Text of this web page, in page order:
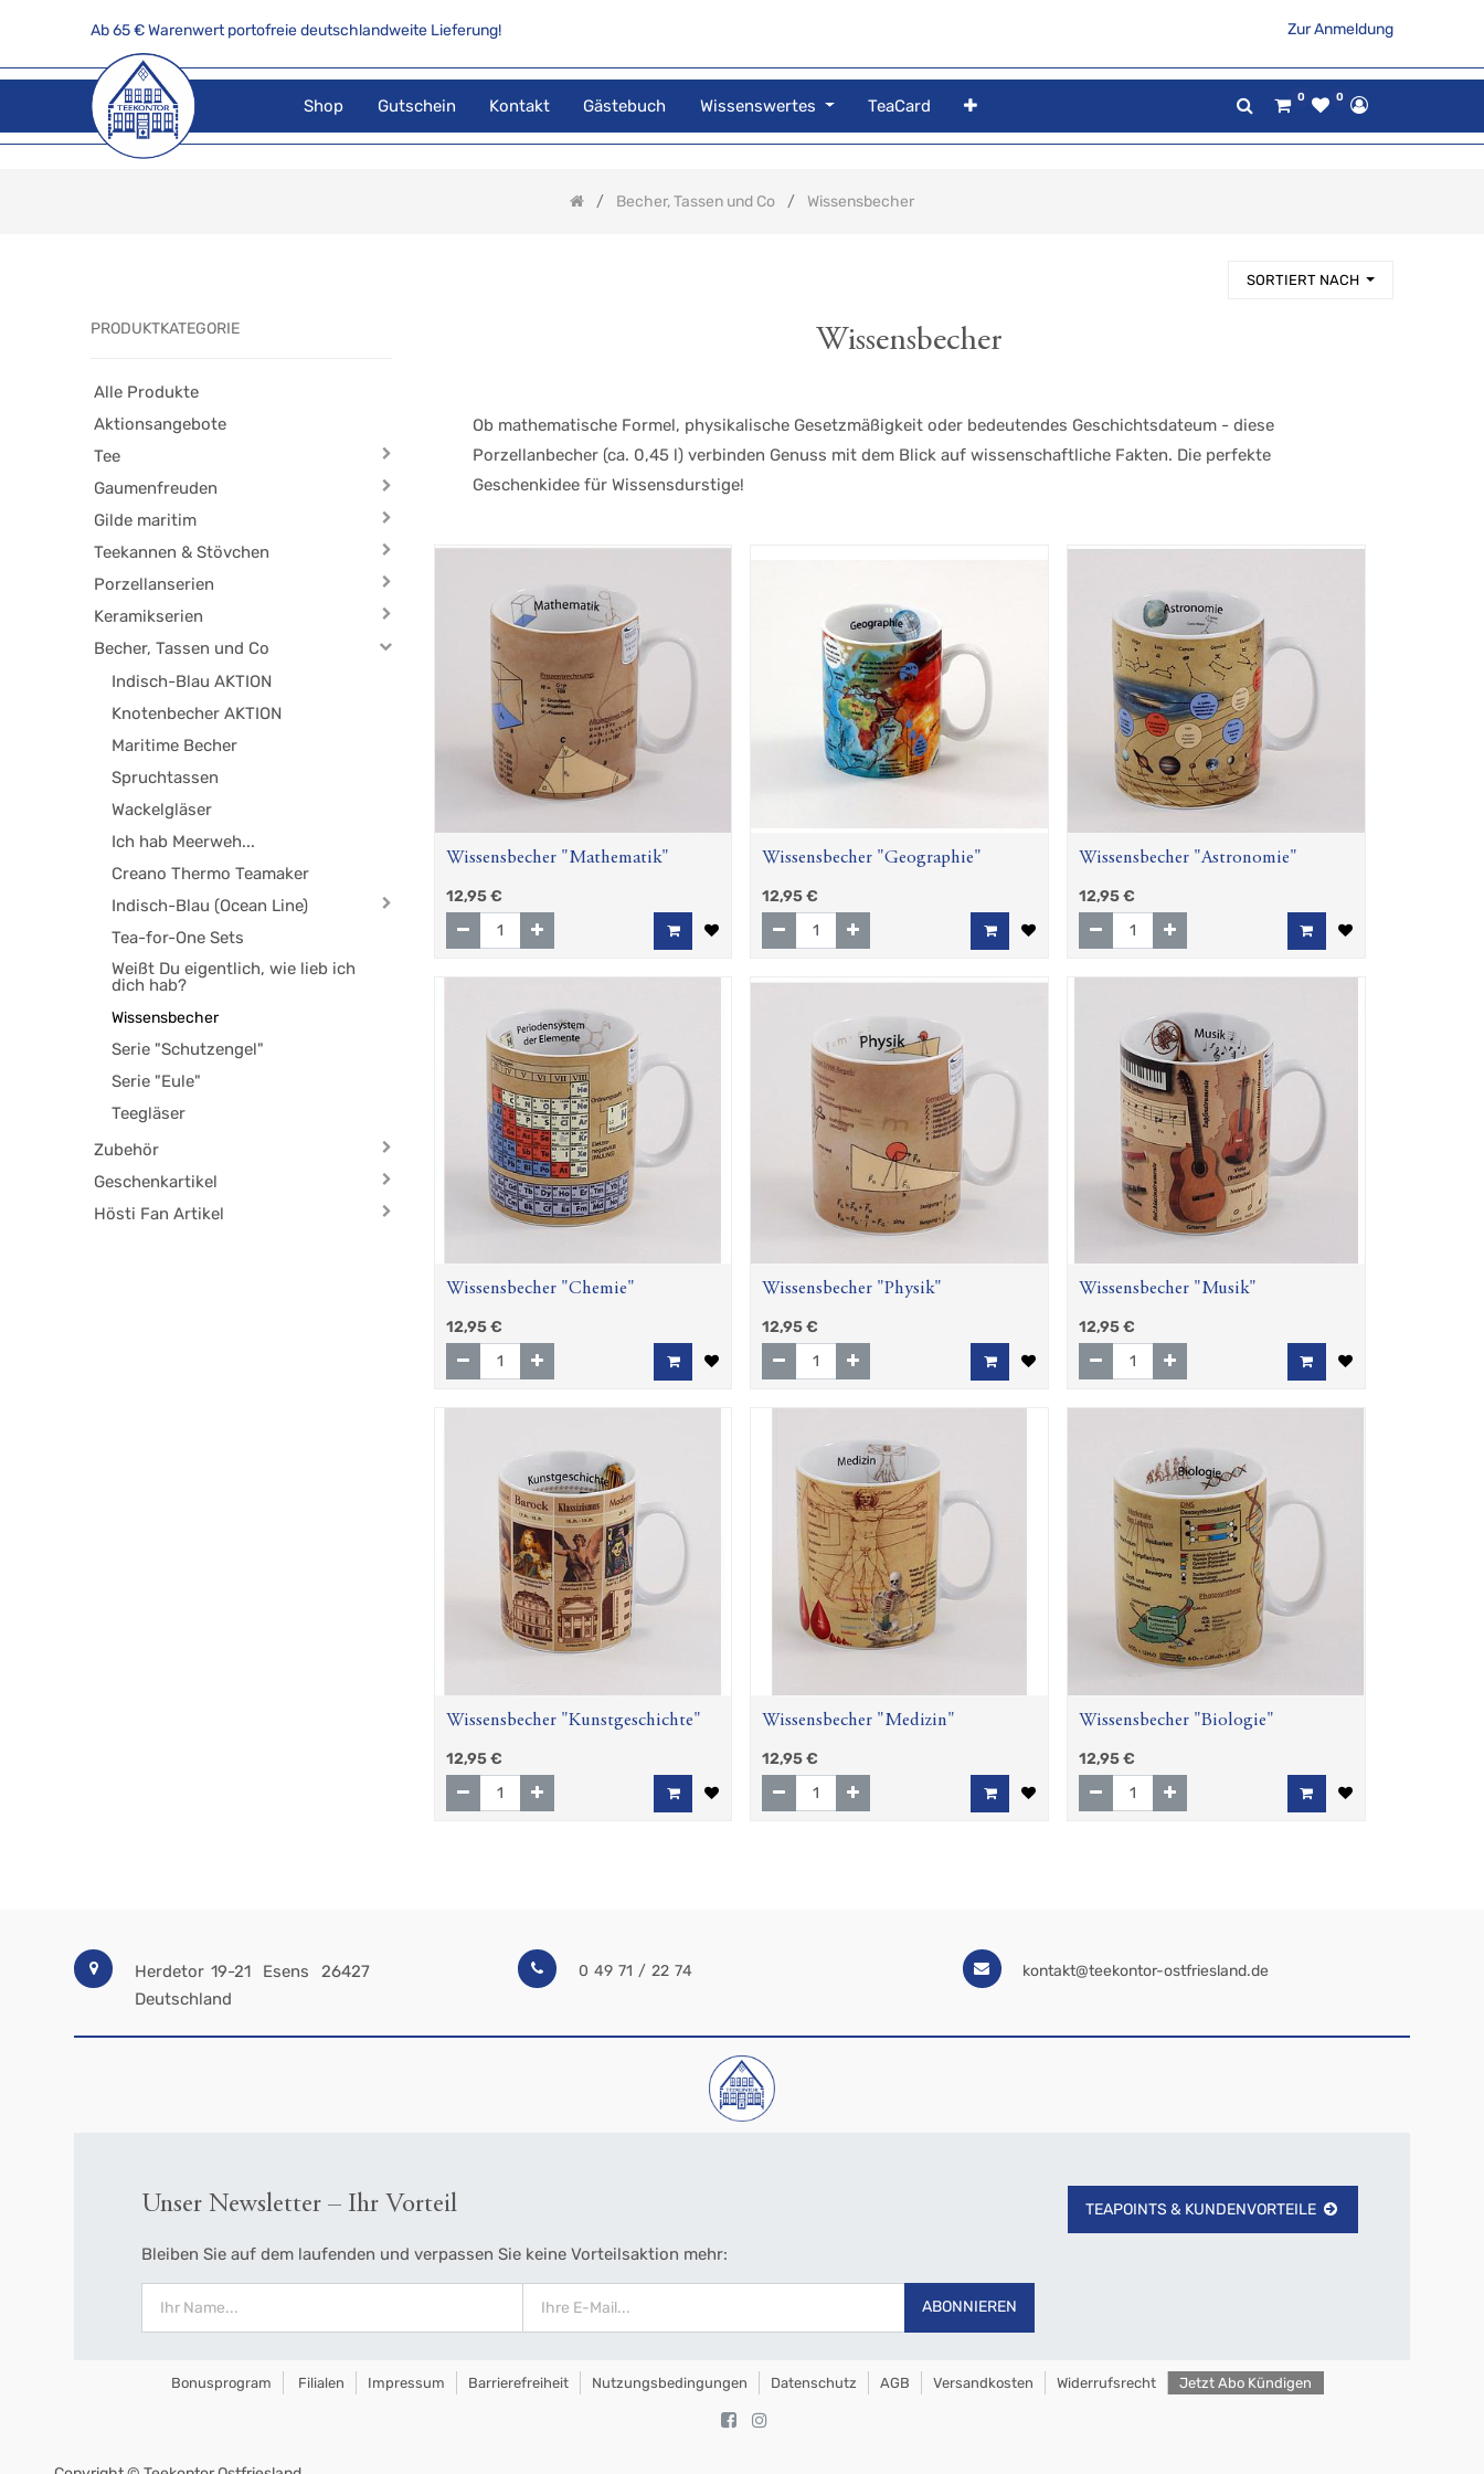
Ab 65 € Warenwert portofreie deutschlandweite Lieferung! Zur Anmeldung
Shop Gutschein Kontakt Gästebuch Wissenswertes TeaCard 0 0
Becher, Tassen und Co Wissensbecher
SORTIERT NACH
PRODUKTKATEGORIE
Alle Produkte
Aktionsangebote
Tee
Gaumenfreuden
Gilde maritim
Teekannen & Stövchen
Porzellanserien
Keramikserien
Becher, Tassen und Co
Indisch-Blau AKTION
Knotenbecher AKTION
Maritime Becher
Spruchtassen
Wackelgläser
Ich hab Meerweh...
Creano Thermo Teamaker
Indisch-Blau (Ocean Line)
Tea-for-One Sets
Weißt Du eigentlich, wie lieb ich
dich hab?
Wissensbecher
Serie "Schutzengel"
Serie "Eule"
Teegläser
Zubehör
Geschenkartikel
Hösti Fan Artikel
Wissensbecher
Ob mathematische Formel, physikalische Gesetzmäßigkeit oder bedeutendes Geschichtsdateum - diese
Porzellanbecher (ca. 0,45 l) verbinden Genuss mit dem Blick auf wissenschaftliche Fakten. Die perfekte
Geschenkidee für Wissensdurstige!
Wissensbecher "Mathematik"
12,95€
Wissensbecher "Geographie"
12,95€
Wissensbecher "Astronomie"
12,95€
Wissensbecher "Chemie"
12,95€
Wissensbecher "Physik"
12,95€
Wissensbecher "Musik"
12,95€
Wissensbecher "Kunstgeschichte"
12,95€
Wissensbecher "Medizin"
12,95€
Wissensbecher "Biologie"
12,95€
Herdetor 19-21 Esens
26427
Deutschland
0 49 71 / 22 74 kontakt@teekontor-ostfriesland.de
Unser Newsletter – Ihr Vorteil
Bleiben Sie auf dem laufenden und verpassen Sie keine Vorteilsaktion mehr:
ABONNIEREN
TEAPOINTS & KUNDENVORTEILE
Bonusprogram Filialen Impressum Barrierefreiheit Nutzungsbedingungen Datenschutz AGB Versandkosten Widerrufsrecht Jetzt Abo Kündigen